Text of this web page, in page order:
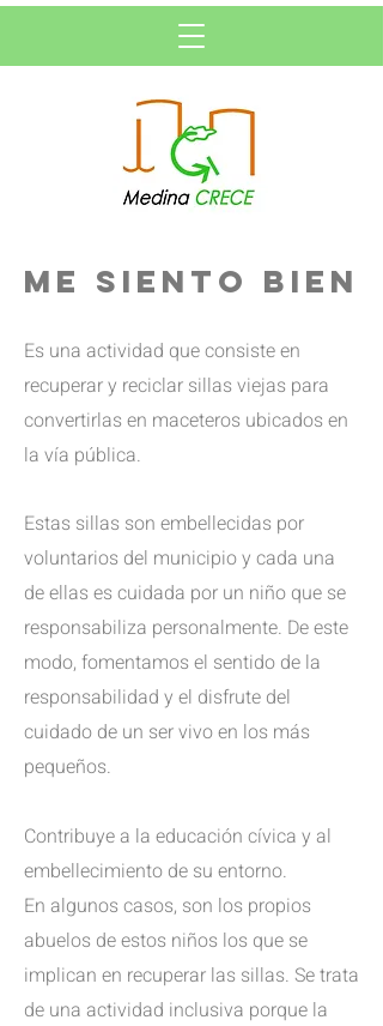
Me siento bien
Es una actividad que consiste en
recuperar y reciclar sillas viejas para
convertirlas en maceteros ubicados en
la vía pública.
Estas sillas son embellecidas por
voluntarios del municipio y cada una
de ellas es cuidada por un niño que se
responsabiliza personalmente. De este
modo, fomentamos el sentido de la
responsabilidad y el disfrute del
cuidado de un ser vivo en los más
pequeños.
Contribuye a la educación cívica y al
embellecimiento de su entorno.
En algunos casos, son los propios
abuelos de estos niños los que se
implican en recuperar las sillas. Se trata
de una actividad inclusiva porque la